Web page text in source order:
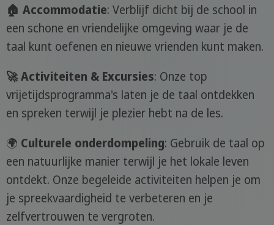
🏠 Accommodatie: Verblijf dicht bij de school in
een schone en vriendelijke omgeving waar je de
taal kunt oefenen en nieuwe vrienden kunt maken.
🚀 Activiteiten & Excursies: Onze top
vrijetijdsprogramma's laten je de taal ontdekken
en spreken terwijl je plezier hebt na de les.
🌍 Culturele onderdompeling: Gebruik de taal op
een natuurlijke manier terwijl je het lokale leven
ontdekt. Onze begeleide activiteiten helpen je om
je spreekvaardigheid te verbeteren en je
zelfvertrouwen te vergroten.